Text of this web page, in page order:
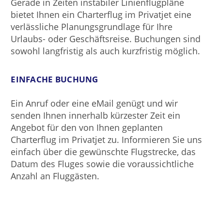
Gerade in Zeiten instabiler Linienflugpläne
bietet Ihnen ein Charterflug im Privatjet eine
verlässliche Planungsgrundlage für Ihre
Urlaubs- oder Geschäftsreise. Buchungen sind
sowohl langfristig als auch kurzfristig möglich.
EINFACHE BUCHUNG
Ein Anruf oder eine eMail genügt und wir
senden Ihnen innerhalb kürzester Zeit ein
Angebot für den von Ihnen geplanten
Charterflug im Privatjet zu. Informieren Sie uns
einfach über die gewünschte Flugstrecke, das
Datum des Fluges sowie die voraussichtliche
Anzahl an Fluggästen.